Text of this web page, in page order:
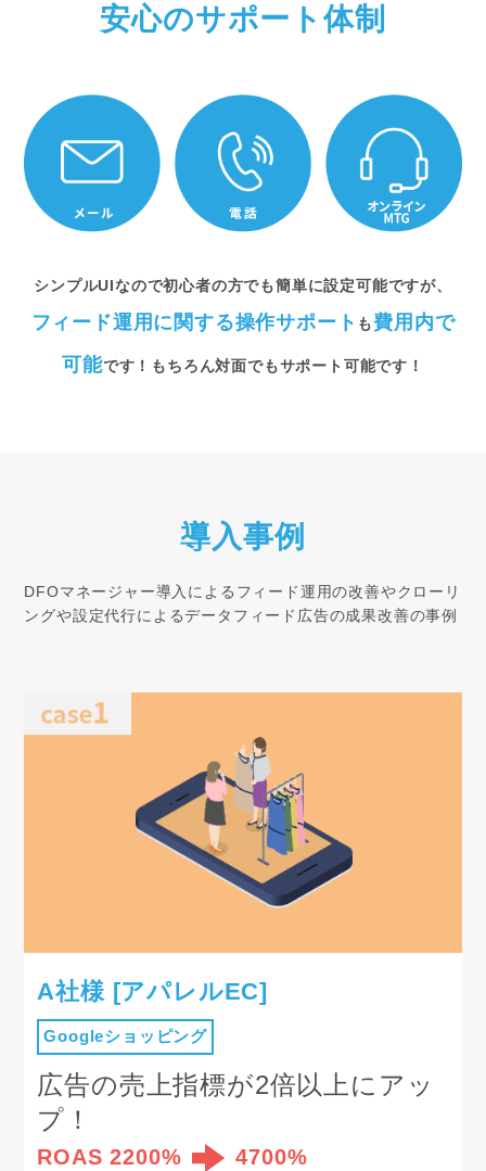
安心のサポート体制
シンプルUIなので初心者の方でも簡単に設定可能ですが、
フィード運用に関する操作サポート も費用内で
可能です！ もちろん対面でもサポート可能です！
導入事例
DFOマネージャー導入によるフィード運用の改善やクローリ
ングや設定代行によるデータフィード広告の成果改善の事例
A社様 [アパレルEC]
Googleショッピング
広告の売上指標が2倍以上にアッ
プ！
ROAS 2200% 4700%